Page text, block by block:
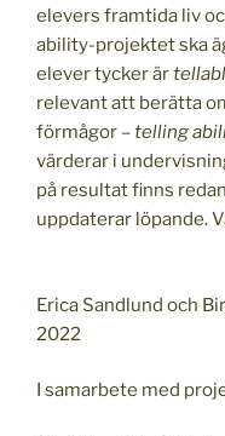
elevers framtida liv
ability-projektet ska
elever tycker är
relevant att berätta
förmågor –telling
värderar i
på resultat finns
uppdaterar löpande.
Erica Sandlund och
2022
I samarbete med